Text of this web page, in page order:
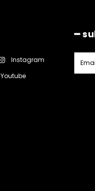
Instagram
Youtube
━